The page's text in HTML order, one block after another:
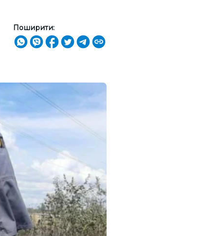
Поширити: